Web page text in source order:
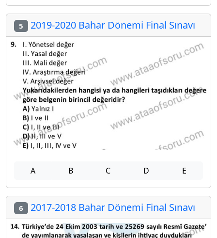
5 2019-2020 Bahar Dönemi Final Sınavı
A B C D E
6 2017-2018 Bahar Dönemi Final Sınavı